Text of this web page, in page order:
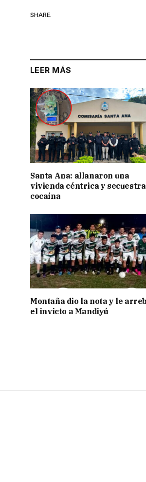
SHARE.
LEER MÁS
Santa Ana: allanaron una
vivienda céntrica y
cocaína
Montaña dio la nota y le
el invicto a Mandiyú